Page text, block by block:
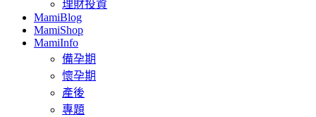
理財投資
MamiBlog
MamiShop
MamiInfo
備孕期
懷孕期
產後
專題